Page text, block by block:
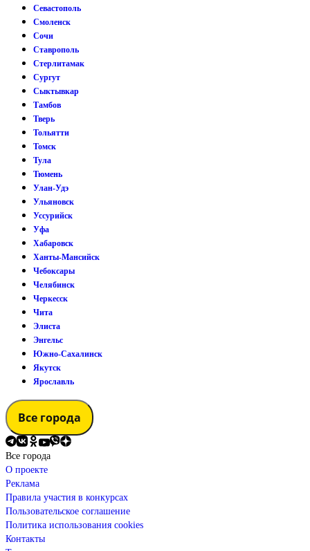
Севастополь
Смоленск
Сочи
Ставрополь
Стерлитамак
Сургут
Сыктывкар
Тамбов
Тверь
Тольятти
Томск
Тула
Тюмень
Улан-Удэ
Ульяновск
Уссурийск
Уфа
Хабаровск
Ханты-Мансийск
Чебоксары
Челябинск
Черкесск
Чита
Элиста
Энгельс
Южно-Сахалинск
Якутск
Ярославль
Все города
Все города
О проекте
Реклама
Правила участия в конкурсах
Пользовательское соглашение
Политика использования cookies
Контакты